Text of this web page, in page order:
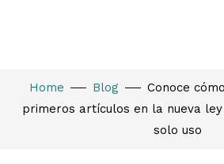
Home Blog
Conoce
primeros artículos en la nueva
solo uso